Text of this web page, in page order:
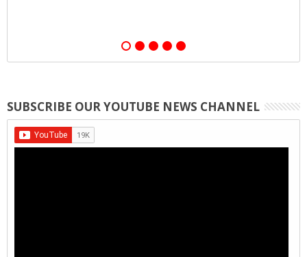
SUBSCRIBE OUR YOUTUBE NEWS CHANNEL